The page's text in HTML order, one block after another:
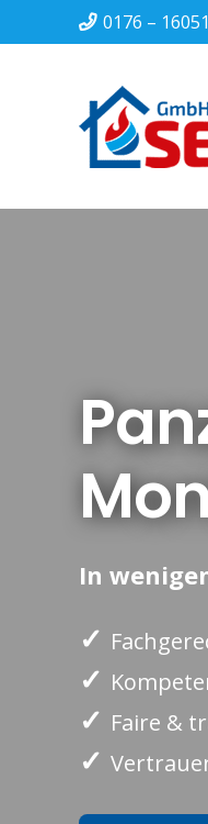
0176 –
In
✓
✓
✓ Faire &
✓